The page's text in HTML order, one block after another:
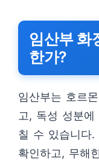
임산부 화
한가?
임산부는 호르
고, 독성 성분에
칠 수 있습니다.
확인하고, 무해